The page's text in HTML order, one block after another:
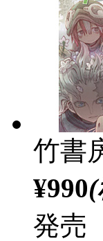
竹書
¥990
発売